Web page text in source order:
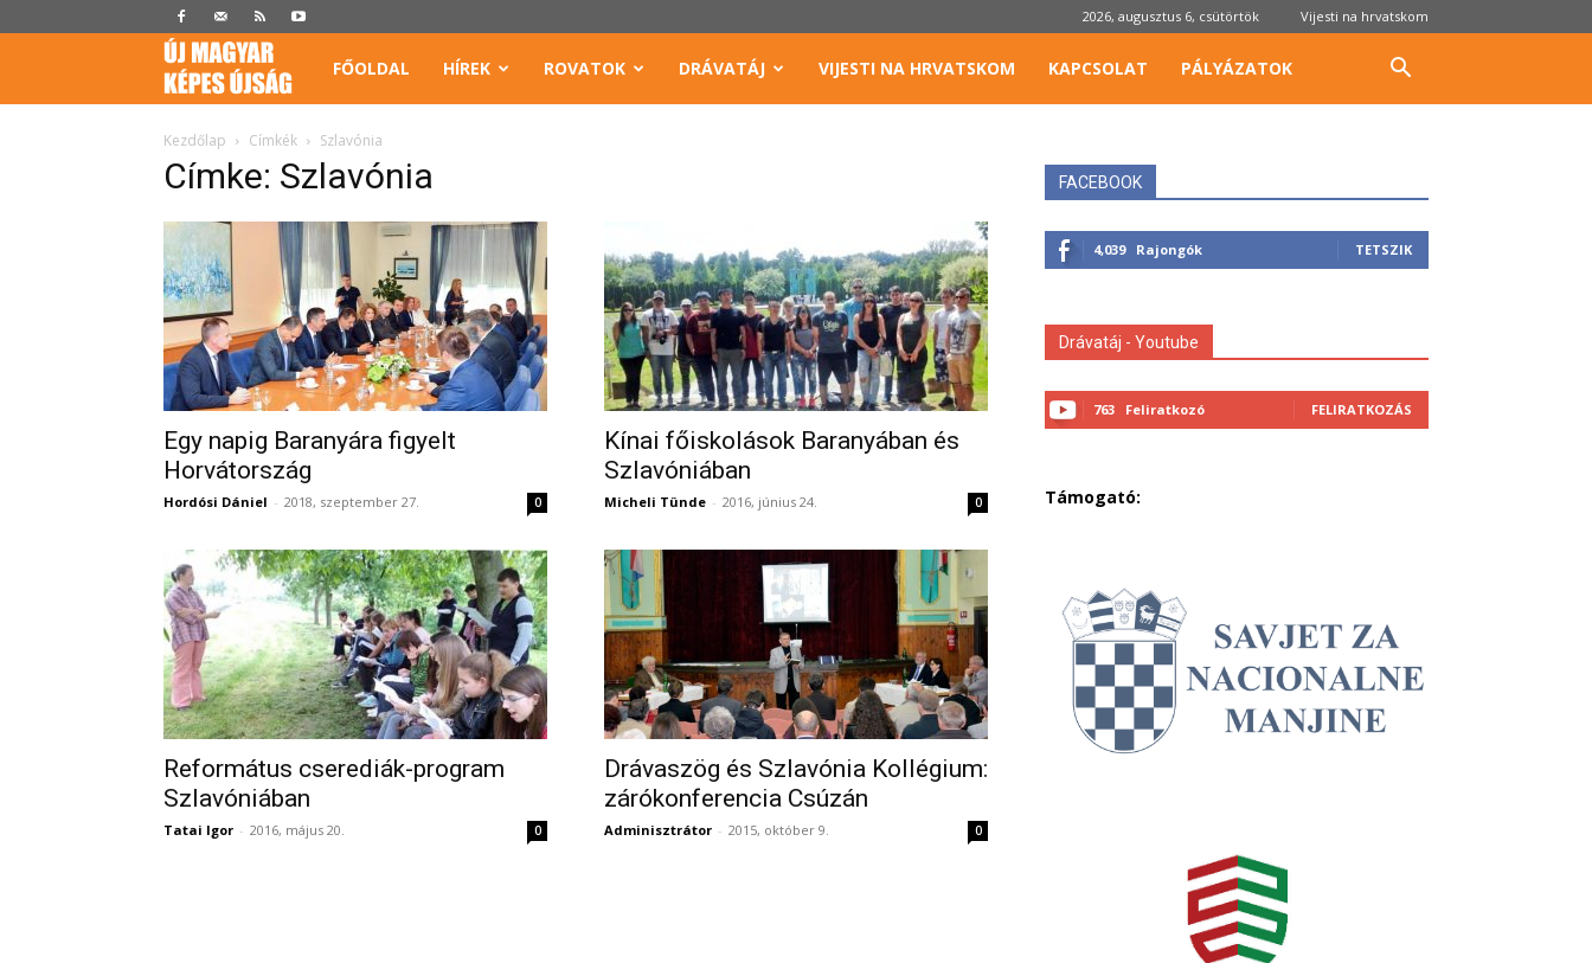
2026, augusztus 6, csütörtök Vijesti na hrvatskom
Képes
Újság
FŐOLDAL HÍREK ROVATOK DRÁVATÁJ VIJESTI NA HRVATSKOM KAPCSOLAT PÁLYÁZATOK
Kezdőlap Címkék Szlavónia
Címke: Szlavónia
Egy napig Baranyára figyelt
Horvátország
Hordósi Dániel - 2018, szeptember 27. 0
Kínai főiskolások Baranyában és
Szlavóniában
Micheli Tünde - 2016, június 24. 0
Református cserediák-program
Szlavóniában
Tatai Igor - 2016, május 20. 0
Drávaszög és Szlavónia Kollégium:
zárókonferencia Csúzán
Adminisztrátor - 2015, október 9. 0
FACEBOOK
4,039 Rajongók TETSZIK
Drávatáj - Youtube
763 Feliratkozó FELIRATKOZÁS
Támogató: